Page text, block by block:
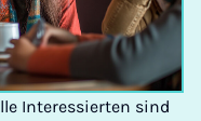
Interessierten sind